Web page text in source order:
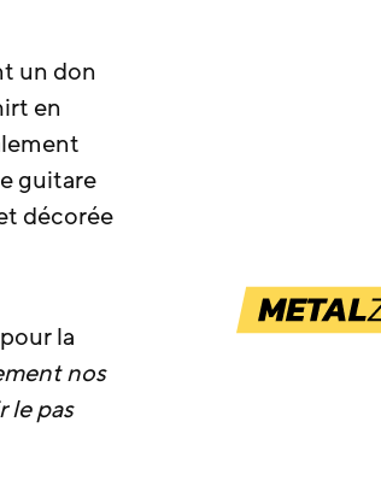
un don
en
guitare
décorée
la
nos
le pas